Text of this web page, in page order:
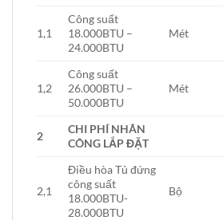
1,1
Công suất
18.000BTU –
24.000BTU
Mét
1,2
Công suất
26.000BTU –
50.000BTU
Mét
2
CHI PHÍ NHÂN
CÔNG LẮP ĐẶT
2,1
Điều hòa Tủ đứng
công suất
18.000BTU-
28.000BTU
Bộ